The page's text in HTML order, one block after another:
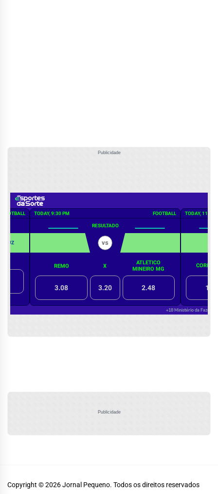
Publicidade
Publicidade
Copyright © 2026Jornal Pequeno. Todos os direitos reservados